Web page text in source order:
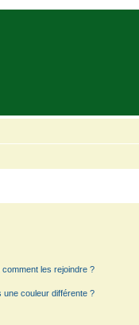
les rejoindre ?
couleur différente ?